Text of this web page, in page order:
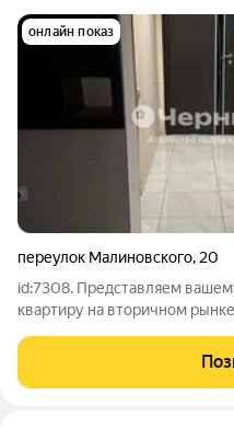
онлайн показ
переулок Малиновского, 20
id:7308. Представляем
квартиру на вторичном
Квартира расположена на
кирпичного дома. Общая